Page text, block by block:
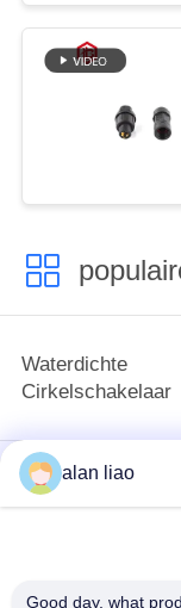
Waterdichte
Cirkelschakelaar
Waterdichte
Mannelijke
alan liao
Good day, what